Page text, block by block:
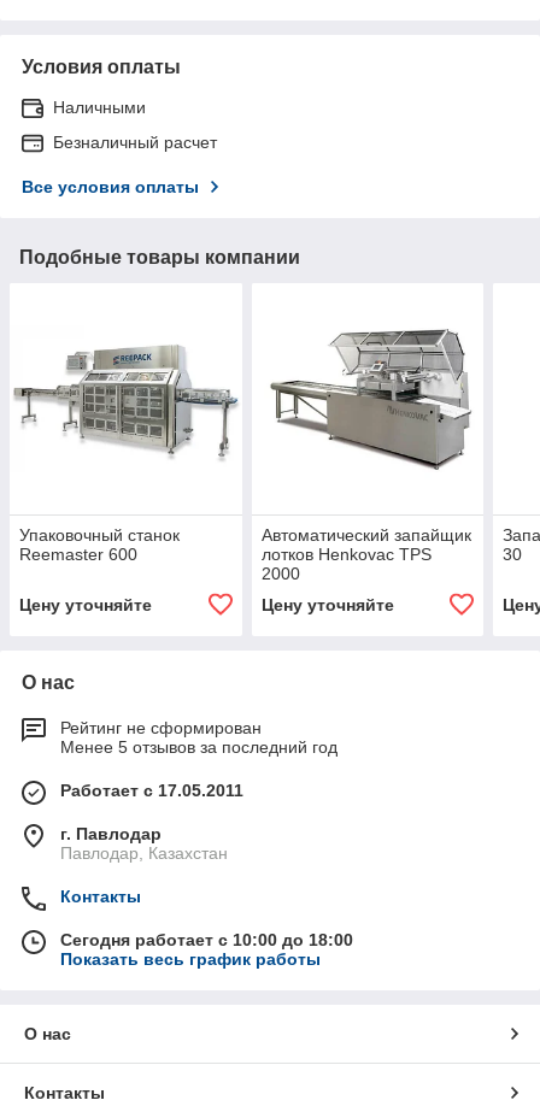
Условия оплаты
Наличными
Безналичный расчет
Все условия оплаты
Подобные товары компании
Упаковочный станок
Reemaster 600
Цену уточняйте
Автоматический запайщик
лотков Henkovac TPS
2000
Цену уточняйте
30
О нас
Рейтинг не сформирован
Менее 5 отзывов за последний год
Работает с 17.05.2011
г. Павлодар
Павлодар, Казахстан
Контакты
Сегодня работает с 10:00 до 18:00
Показать весь график работы
О нас
Контакты